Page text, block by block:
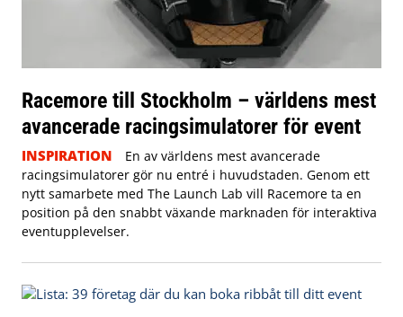
Racemore till Stockholm – världens mest
avancerade racingsimulatorer för event
INSPIRATION
En av världens mest avancerade
racingsimulatorer gör nu entré i huvudstaden. Genom ett
nytt samarbete med The Launch Lab vill Racemore ta en
position på den snabbt växande marknaden för interaktiva
eventupplevelser.